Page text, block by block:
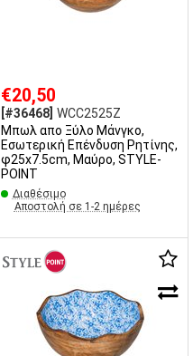
€20,50
[#36468] WCC2525Z
Μπωλ απο Ξύλο Μάνγκο,
Εσωτερική Επένδυση Ρητίνης,
φ25x7.5cm, Μαύρο, STYLE-
POINT
Διαθέσιμο
Αποστολή σε 1-2 ημέρες